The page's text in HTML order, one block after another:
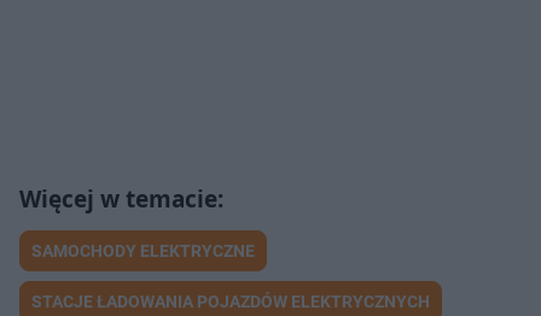
SAMOCHODY ELEKTRYCZNE
STACJE ŁADOWANIA POJAZDÓW ELEKTRYCZNYCH